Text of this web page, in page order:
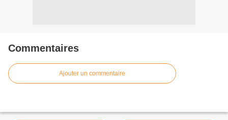
Commentaires
Ajouter un commentaire